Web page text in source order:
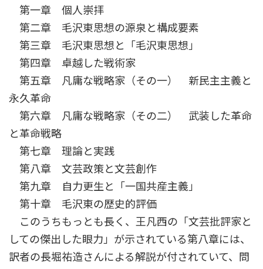
第一章 個人崇拝
第二章 毛沢東思想の源泉と構成要素
第三章 毛沢東思想と「毛沢東思想」
第四章 卓越した戦術家
第五章 凡庸な戦略家（その一） 新民主主義と
永久革命
第六章 凡庸な戦略家（その二） 武装した革命
と革命戦略
第七章 理論と実践
第八章 文芸政策と文芸創作
第九章 自力更生と「一国共産主義」
第十章 毛沢東の歴史的評価
このうちもっとも長く、王凡西の「文芸批評家と
しての傑出した眼力」が示されている第八章には、
訳者の長堀祐造さんによる解説が付されていて、問